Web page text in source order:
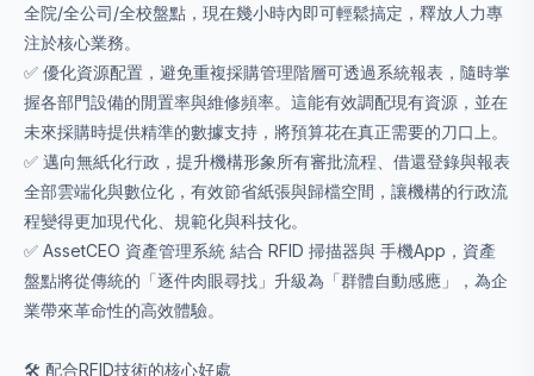
全院/全公司/全校盤點，現在幾小時內即可輕鬆搞定，釋放人力專
注於核心業務。
✅ 優化資源配置，避免重複採購管理階層可透過系統報表，隨時掌
握各部門設備的閒置率與維修頻率。這能有效調配現有資源，並在
未來採購時提供精準的數據支持，將預算花在真正需要的刀口上。
✅ 邁向無紙化行政，提升機構形象所有審批流程、借還登錄與報表
全部雲端化與數位化，有效節省紙張與歸檔空間，讓機構的行政流
程變得更加現代化、規範化與科技化。
✅ AssetCEO 資產管理系統 結合 RFID 掃描器與 手機App，資產
盤點將從傳統的「逐件肉眼尋找」升級為「群體自動感應」，為企
業帶來革命性的高效體驗。
🛠️ 配合RFID技術的核心好處